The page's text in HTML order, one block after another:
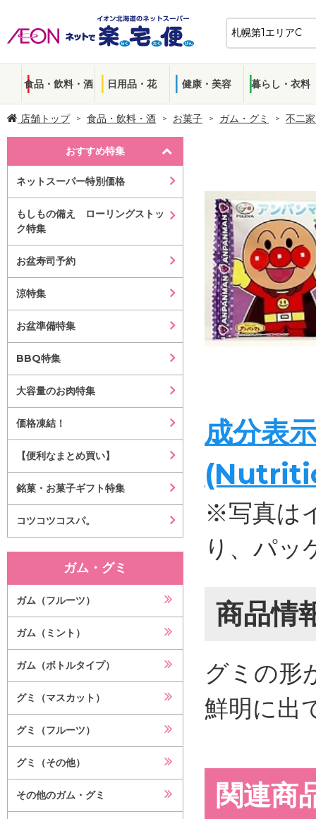
食品・飲料・酒 日用品・花 健康・美容 暮らし・衣料
店舗トップ 食品・飲料・酒 お菓子 ガム・グミ 不二
おすすめ特集
ネットスーパー特別価格
もしもの備え ローリングストッ
ク特集
お盆寿司予約
涼特集
お盆準備特集
BBQ特集
大容量のお肉特集
価格凍結！
【便利なまとめ買い】
銘菓・お菓子ギフト特集
コツコツコスパ。
ガム・グミ
ガム（フルーツ）
ガム（ミント）
ガム（ボトルタイプ）
グミ（マスカット）
グミ（フルーツ）
グミ（その他）
その他のガム・グミ
成分表
※写真は
り、パッ
商品情
グミの形
鮮明に出
関連商